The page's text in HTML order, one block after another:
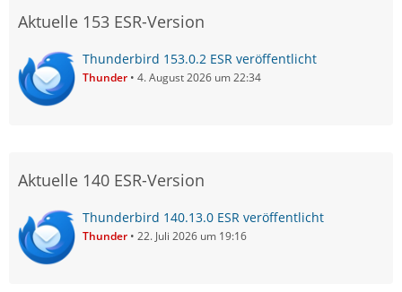
Aktuelle 153 ESR-Version
Thunderbird 153.0.2 ESR veröffentlicht
Thunder 4. August 2026 um 22:34
Aktuelle 140 ESR-Version
Thunderbird 140.13.0 ESR veröffentlicht
Thunder 22. Juli 2026 um 19:16